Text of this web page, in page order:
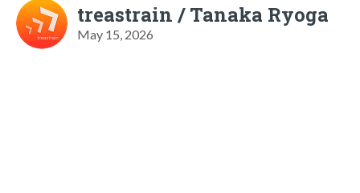
treastrain / Tanaka Ryoga
May 15, 2026